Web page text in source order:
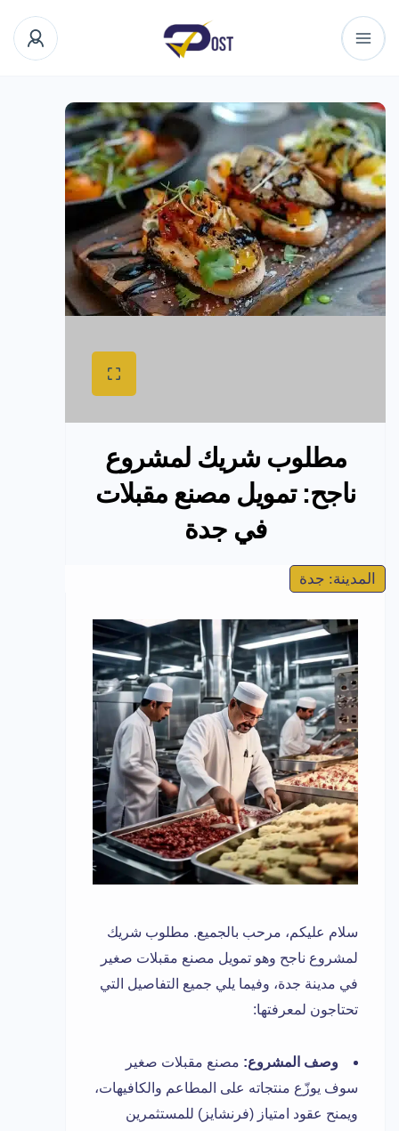
مطلوب شريك لمشروع
ناجح: تمويل مصنع مقبلات
في جدة
المدينة: جدة
سلام عليكم، مرحب بالجميع. مطلوب شريك
لمشروع ناجح وهو تمويل مصنع مقبلات صغير
في مدينة جدة، وفيما يلي جميع التفاصيل التي
تحتاجون لمعرفتها:
وصف المشروع: مصنع مقبلات صغير
سوف يوزّع منتجاته على المطاعم والكافيهات،
ويمنح عقود امتياز (فرنشايز) للمستثمرين